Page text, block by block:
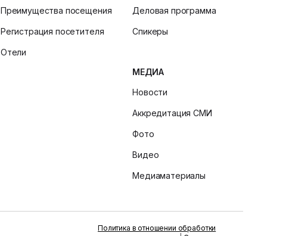
Преимущества посещения
Регистрация посетителя
Отели
Деловая программа
Спикеры
МЕДИА
Новости
Аккредитация СМИ
Фото
Видео
Медиаматериалы
Политика в отношении обработки